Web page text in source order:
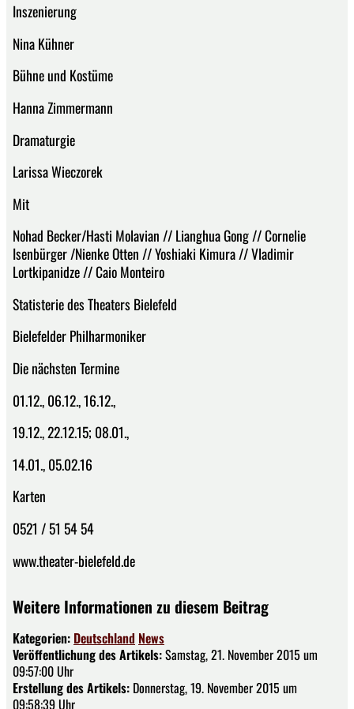
Inszenierung
Nina Kühner
Bühne und Kostüme
Hanna Zimmermann
Dramaturgie
Larissa Wieczorek
Mit
Nohad Becker/Hasti Molavian // Lianghua Gong // Cornelie
Isenbürger /Nienke Otten // Yoshiaki Kimura // Vladimir
Lortkipanidze // Caio Monteiro
Statisterie des Theaters Bielefeld
Bielefelder Philharmoniker
Die nächsten Termine
01.12., 06.12., 16.12.,
19.12., 22.12.15; 08.01.,
14.01., 05.02.16
Karten
0521 / 51 54 54
www.theater-bielefeld.de
Weitere Informationen zu diesem Beitrag
Kategorien: Deutschland News
Veröffentlichung des Artikels:Samstag, 21. November 2015 um
09:57:00 Uhr
Erstellung des Artikels: Donnerstag, 19. November 2015 um
09:58:39 Uhr